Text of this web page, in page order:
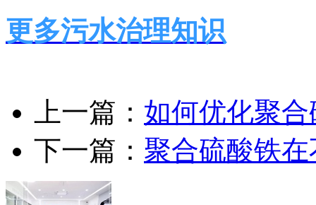
更多污水治理知识
上一篇： 如何优化聚
下一篇： 聚合硫酸铁